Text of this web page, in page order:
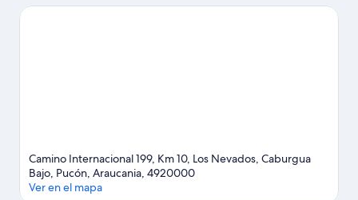
opciones para disfrutar del agua con actividades como pesca.
Camino Internacional 199, Km 10, Los Nevados, Caburgua
Bajo, Pucón, Araucania, 4920000
Ver en el mapa